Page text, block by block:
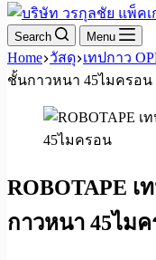
No
results
Search Menu
Home วัสดุ เทปกาว
ชั้นกาวหนา 45ไมครอน
ROBOTAPE
กาวหนา 45ไม